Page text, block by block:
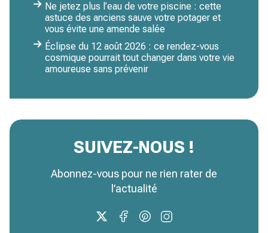
Ne jetez plus l’eau de votre piscine : cette
astuce des anciens sauve votre potager et
vous évite une amende salée
Éclipse du 12 août 2026 : ce rendez-vous
cosmique pourrait tout changer dans votre vie
amoureuse sans prévenir
SUIVEZ-NOUS !
Abonnez-vous pour ne rien rater de
l’actualité